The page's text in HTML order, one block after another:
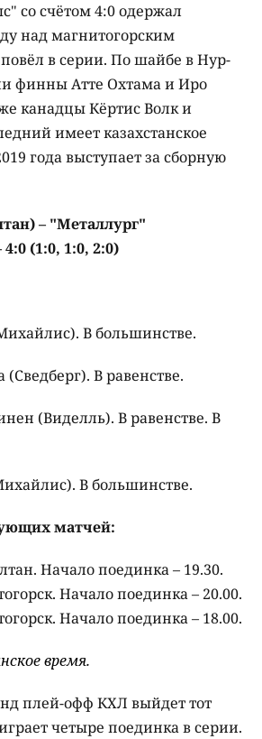
со счётом 4:0 одержал
над магнитогорским
в серии. По шайбе в Нур-
финны Атте Охтама и Иро
канадцы Кёртис Волк и
имеет казахстанское
года выступает за сборную
– "Металлург"
(1:0, 1:0, 2:0)
В большинстве.
(Сведберг). В равенстве.
(Виделль). В равенстве. В
В большинстве.
матчей:
Начало поединка – 19.30.
Начало поединка – 20.00.
Начало поединка – 18.00.
время.
плей-офф КХЛ выйдет тот
четыре поединка в серии.